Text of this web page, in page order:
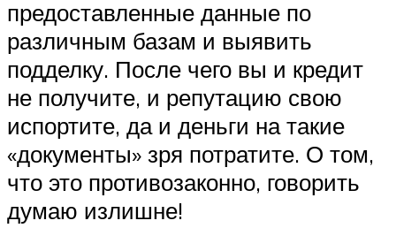
предоставленные данные по
различным базам и выявить
подделку. После чего вы и кредит
не получите, и репутацию свою
испортите, да и деньги на такие
«документы» зря потратите. О том,
что это противозаконно, говорить
думаю излишне!